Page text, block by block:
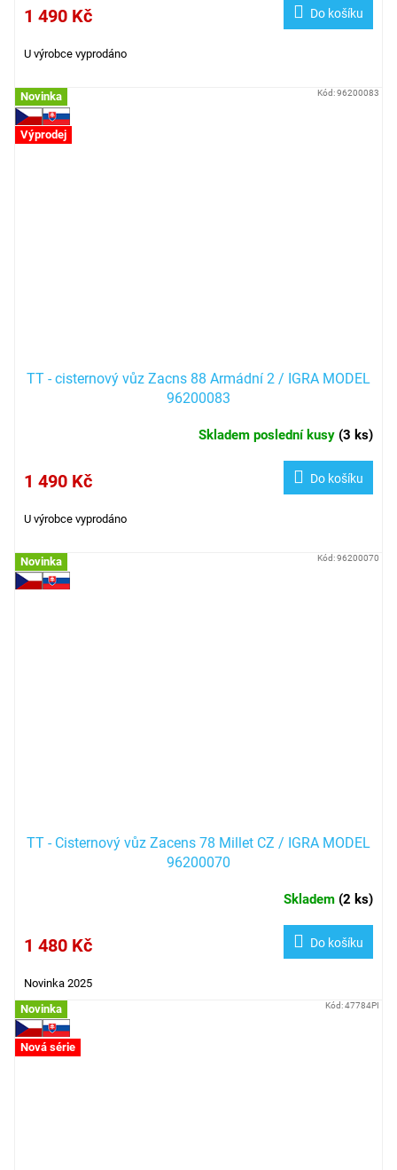
1 490 Kč Do košíku
U výrobce vyprodáno
Novinka
Výprodej
TT - cisternový vůz Zacns 88 Armádní 2 / IGRA MODEL
96200083
Skladem poslední kusy (3 ks)
1 490 Kč Do košíku
U výrobce vyprodáno
Kód:96200083
Novinka
TT - Cisternový vůz Zacens 78 Millet CZ / IGRA MODEL
96200070
Skladem (2 ks)
1 480 Kč Do košíku
Novinka 2025
Kód:96200070
Novinka
Nová série
Kód:47784PI